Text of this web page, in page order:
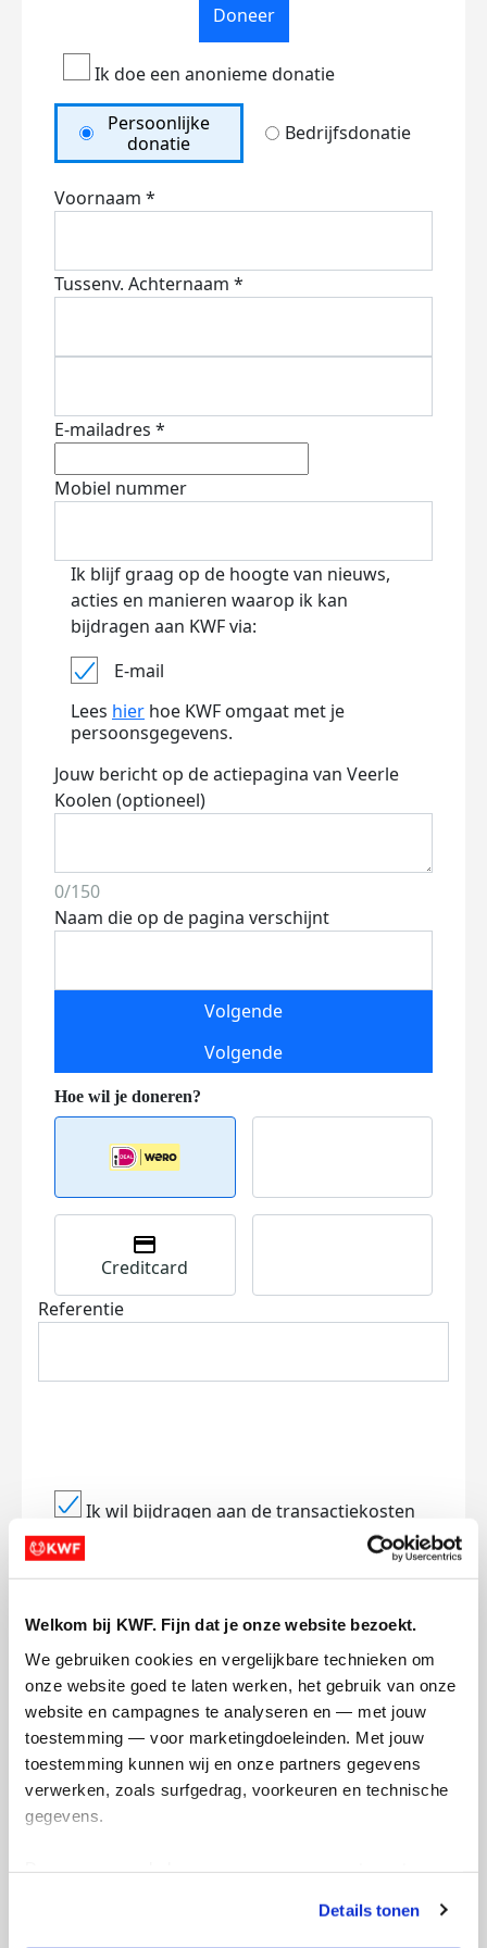
Welkom bij KWF. Fijn dat je onze website bezoekt.
We gebruiken cookies en vergelijkbare technieken om
onze website goed te laten werken, het gebruik van onze
website en campagnes te analyseren en — met jouw
toestemming — voor marketingdoeleinden. Met jouw
toestemming kunnen wij en onze partners gegevens
verwerken, zoals surfgedrag, voorkeuren en technische
gegevens.
tonen. Je kunt je toestemming op elk moment wijzigen of
Details tonen
Doneer
Ik doe een anonieme donatie
Persoonlijke
donatie
Bedrijfsdonatie
Voornaam *
Tussenv. Achternaam *
E-mailadres *
Mobiel nummer
Ik blijf graag op de hoogte van nieuws,
acties en manieren waarop ik kan
bijdragen aan KWF via:
E-mail
Lees hier hoe KWF omgaat met je
persoonsgegevens.
Jouw bericht op de actiepagina van Veerle
Koolen (optioneel)
0/150
Naam die op de pagina verschijnt
Volgende
Volgende
Creditcard
Referentie
Ik wil bijdragen aan de transactiekosten
en betaal €0.75 extra.
Doneer nu
Opgehaald
€1.067
Streefbedrag
€500
Doneer
Veerle's badges